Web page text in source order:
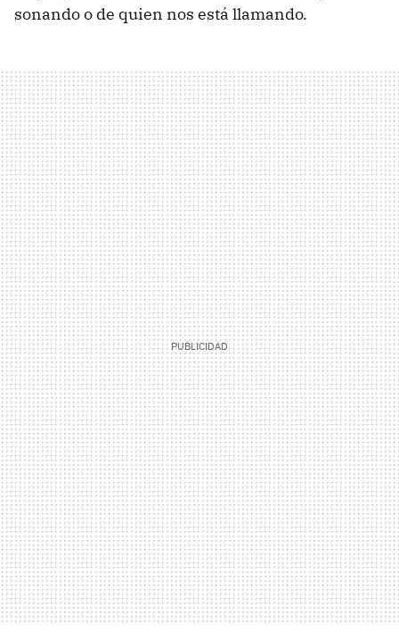
sonando o de quien nos está llamando.